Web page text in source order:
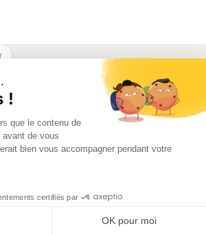
de vente Mentions Légales
!
que le contenu de
de vous
bien vous accompagner pendant votre
certifiés par
OK pour moi